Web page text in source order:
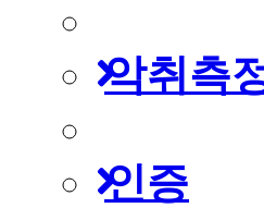
악취측
인증